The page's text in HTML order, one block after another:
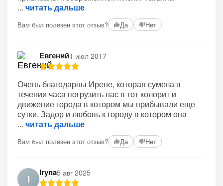
читать дальше
Вам был полезен этот отзыв? Да Нет
Евгений1 июл 2017
Очень благодарны Ирене, которая сумела в
течении часа погрузить нас в тот колорит и
движение города в котором мы прибывали еще
сутки. Задор и любовь к городу в котором она
читать дальше
Вам был полезен этот отзыв? Да Нет
I
Iryna5 авг 2025